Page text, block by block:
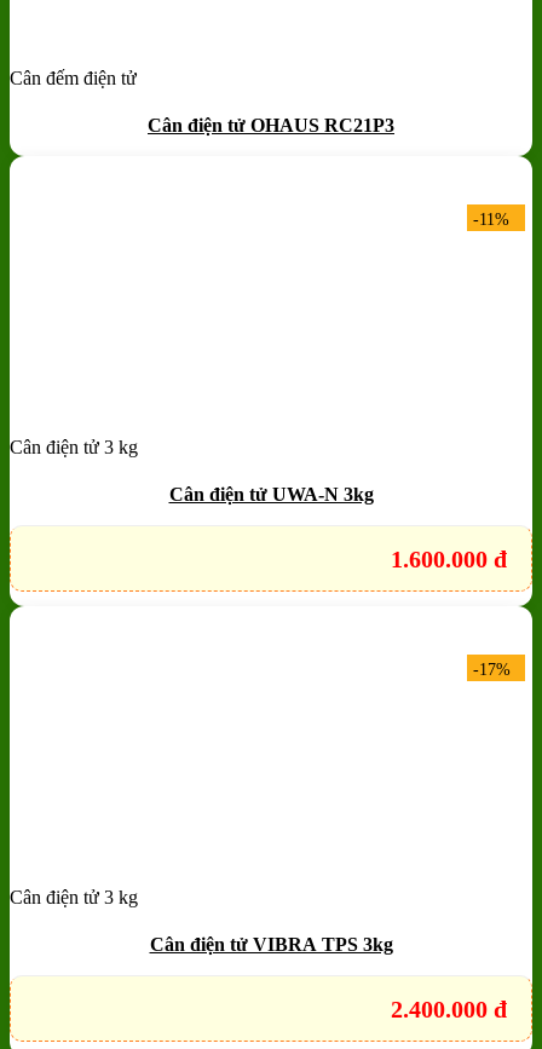
Add to wishlist
Cân đếm điện tử
Cân điện tử OHAUS RC21P3
-11%
Add to wishlist
Cân điện tử 3 kg
Cân điện tử UWA-N 3kg
1.600.000 đ
-17%
Add to wishlist
Cân điện tử 3 kg
Cân điện tử VIBRA TPS 3kg
2.400.000 đ